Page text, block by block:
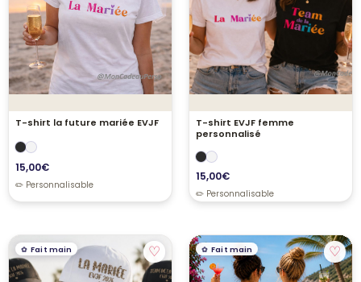
T-shirt la future mariée EVJF
15,00€
T-shirt EVJF femme
personnalisé
15,00€
Fait main ♡ Fait main ♡